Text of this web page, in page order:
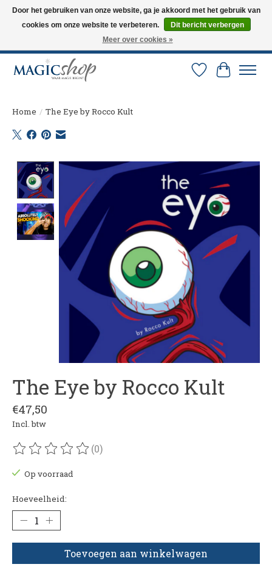
Altijd de nieuwste trucs op voorraad. Snelle verzending via PostNL en DHL.
Langskomen in onze winkel? Bel of mail om een afspraak te maken. 0251-
Verlanglijst
Home / The Eye by Rocco Kult
Product image slideshow Items
The Eye by Rocco Kult
€47,50
Incl. btw
De beoordeling van dit product is
(0)
Op voorraad
Hoeveelheid:
Toevoegen aan winkelwagen
Door het gebruiken van onze website, ga je akkoord met het gebruik van
cookies om onze website te verbeteren.
Dit bericht verbergen
Meer over cookies »